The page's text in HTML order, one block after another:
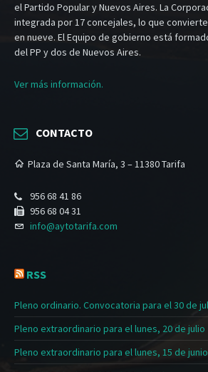
el Partido Popular y Nuevos Aires. La
integrada por 17 concejales, lo que
en nueve. El Equipo de gobierno está
del PP y dos de Nuevos Aires.
Ver más información.
CONTACTO
Plaza de Santa María, 3 – 11380 Tarifa
956 68 41 86
956 68 04 31
info@aytotarifa.com
RSS
Pleno ordinario. Convocatoria para el 30 de
Pleno extraordinario para el lunes, 20 de julio
Pleno extraordinario para el lunes, 15 de junio